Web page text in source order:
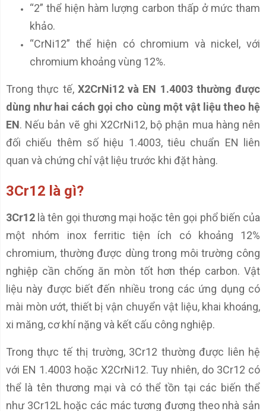
“2” thể hiện hàm lượng carbon thấp ở mức tham
khảo.
“CrNi12” thể hiện có chromium và nickel, với
chromium khoảng vùng 12%.
Trong thực tế, X2CrNi12 và EN 1.4003 thường được
dùng như hai cách gọi cho cùng một vật liệu theo hệ
EN. Nếu bản vẽ ghi X2CrNi12, bộ phận mua hàng nên
đối chiếu thêm số hiệu 1.4003, tiêu chuẩn EN liên
quan và chứng chỉ vật liệu trước khi đặt hàng.
3Cr12 là gì?
3Cr12 là tên gọi thương mại hoặc tên gọi phổ biến của
một nhóm inox ferritic tiện ích có khoảng 12%
chromium, thường được dùng trong môi trường công
nghiệp cần chống ăn mòn tốt hơn thép carbon. Vật
liệu này được biết đến nhiều trong các ứng dụng có
mài mòn ướt, thiết bị vận chuyển vật liệu, khai khoáng,
xi măng, cơ khí nặng và kết cấu công nghiệp.
Trong thực tế thị trường, 3Cr12 thường được liên hệ
với EN 1.4003 hoặc X2CrNi12. Tuy nhiên, do 3Cr12 có
thể là tên thương mại và có thể tồn tại các biến thể
như 3Cr12L hoặc các mác tương đương theo nhà sản